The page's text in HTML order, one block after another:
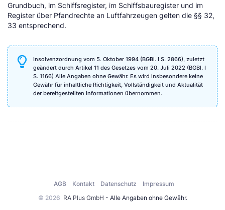
Grundbuch, im Schiffsregister, im Schiffsbauregister und im
Register über Pfandrechte an Luftfahrzeugen gelten die §§ 32,
33 entsprechend.
Insolvenzordnung vom 5. Oktober 1994 (BGBl. I S. 2866), zuletzt
geändert durch Artikel 11 des Gesetzes vom 20. Juli 2022 (BGBl. I
S. 1166) Alle Angaben ohne Gewähr. Es wird insbesondere keine
Gewähr für inhaltliche Richtigkeit, Vollständigkeit und Aktualität
der bereitgestellten Informationen übernommen.
© 2026 RA Plus GmbH - Alle Angaben ohne Gewähr.
AGB Kontakt Datenschutz Impressum